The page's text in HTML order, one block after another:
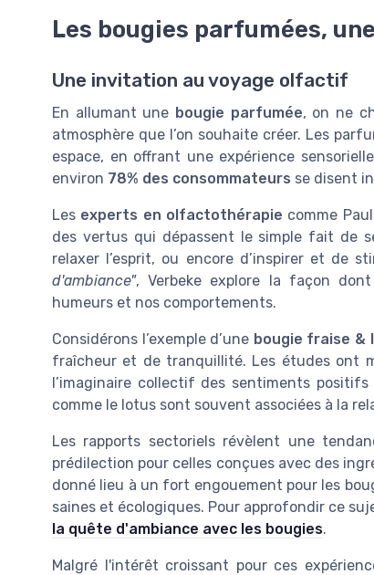
Les bougies parfumées,
Une invitation au voyage olfactif
En allumant une bougie parfumée, on ne
atmosphère que l’on souhaite créer. Les
espace, en offrant une expérience
environ 78% des consommateurs se disent
Les experts en olfactothérapie comme
des vertus qui dépassent le simple fait de
relaxer l’esprit, ou encore d’inspirer et de
d'ambiance", Verbeke explore la façon
humeurs et nos comportements.
Considérons l’exemple d’une bougie fraise &
fraîcheur et de tranquillité. Les études ont
l’imaginaire collectif des sentiments
comme le lotus sont souvent associées à la
Les rapports sectoriels révèlent une
prédilection pour celles conçues avec des
donné lieu à un fort engouement pour les
saines et écologiques. Pour approfondir ce
la quête d'ambiance avec les bougies.
Malgré l'intérêt croissant pour ces